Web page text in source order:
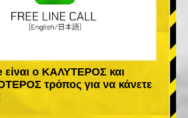
είναι ο ΚΑΛΥΤΕΡΟΣ και
τρόπος για να κάνετε